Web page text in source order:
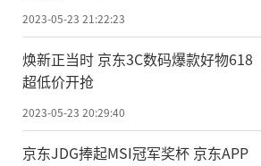
2023-05-23 21:22:23
焕新正当时 京东3C数码爆款好物618
超低价开抢
2023-05-23 20:29:40
京东JDG捧起MSI冠军奖杯 京东APP